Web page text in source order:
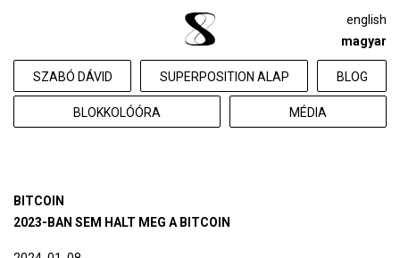
SZABÓ DÁVID SUPERPOSITION ALAP BLOG
BLOKKOLÓÓRA MÉDIA
english
magyar
BITCOIN
2023-BAN SEM HALT MEG A BITCOIN